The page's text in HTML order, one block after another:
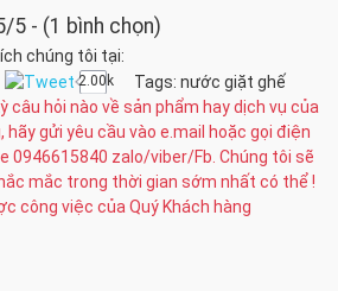
5 - (1 bình chọn)
chúng tôi tại:
2.00k Tags: nước giặt ghế
câu hỏi nào về sản phẩm hay dịch vụ của
gửi yêu cầu vào e.mail hoặc gọi điện
0946615840 zalo/viber/Fb. Chúng tôi sẽ
mắc trong thời gian sớm nhất có thể !
công việc của Quý Khách hàng